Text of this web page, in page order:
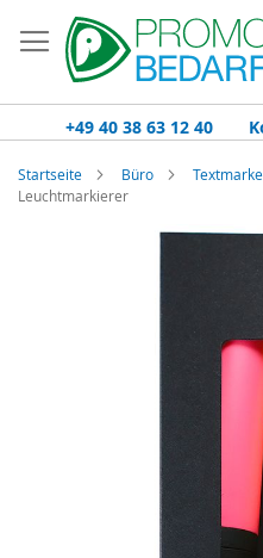
Inhalt
springen
+49 40 38 63 12 40
Startseite Büro
Leuchtmarkierer